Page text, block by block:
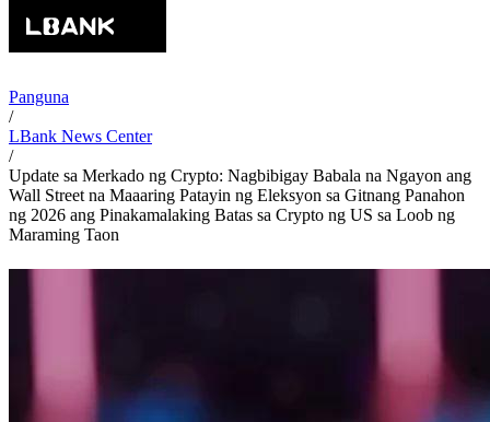
Panguna
/
LBank News Center
/
Update sa Merkado ng Crypto: Nagbibigay Babala na Ngayon ang
Wall Street na Maaaring Patayin ng Eleksyon sa Gitnang Panahon
ng 2026 ang Pinakamalaking Batas sa Crypto ng US sa Loob ng
Maraming Taon